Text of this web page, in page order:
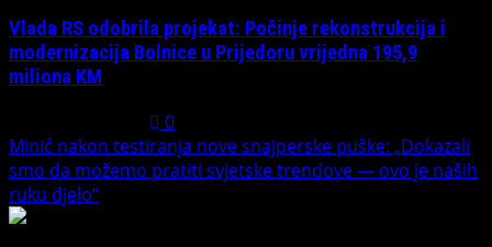
Vlada RS odobrila projekat: Počinje rekonstrukcija i
modernizacija Bolnice u Prijedoru vrijedna 195,9
miliona KM
0
Minić nakon testiranja nove snajperske puške: „Dokazali
smo da možemo pratiti svjetske trendove — ovo je naših
ruku djelo“